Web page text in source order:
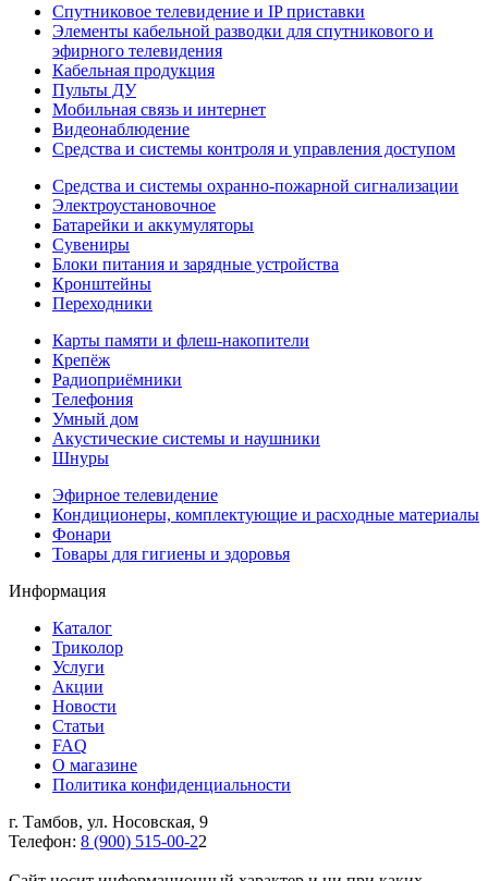
Спутниковое телевидение и IP приставки
Элементы кабельной разводки для спутникового и
эфирного телевидения
Кабельная продукция
Пульты ДУ
Мобильная связь и интернет
Видеонаблюдение
Средства и системы контроля и управления доступом
Средства и системы охранно-пожарной сигнализации
Электроустановочное
Батарейки и аккумуляторы
Сувениры
Блоки питания и зарядные устройства
Кронштейны
Переходники
Карты памяти и флеш-накопители
Крепёж
Радиоприёмники
Телефония
Умный дом
Акустические системы и наушники
Шнуры
Эфирное телевидение
Кондиционеры, комплектующие и расходные материалы
Фонари
Товары для гигиены и здоровья
Информация
Каталог
Триколор
Услуги
Акции
Новости
Статьи
FAQ
О магазине
Политика конфиденциальности
г. Тамбов, ул. Носовская, 9
Телефон: 8 (900) 515-00-22